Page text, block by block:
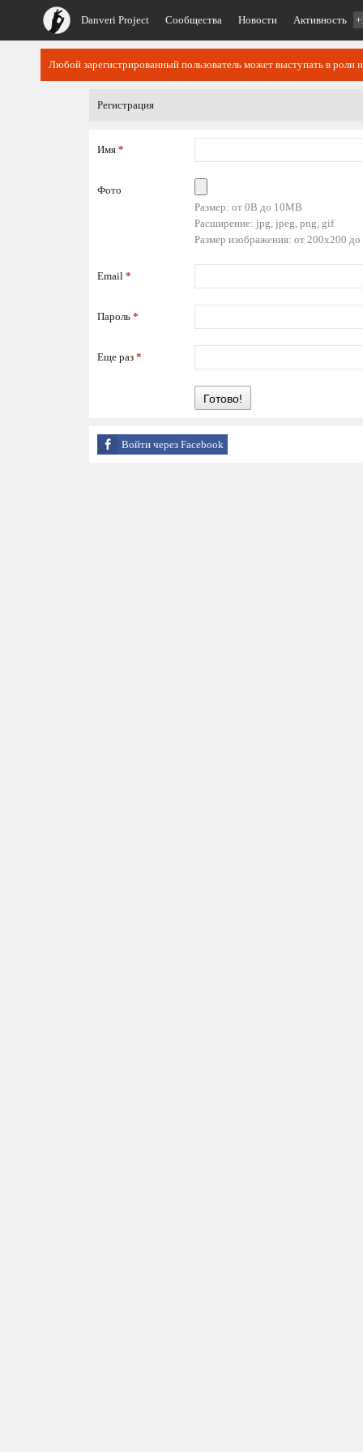
Danveri Project Сообщества Новости Активность
Любой зарегистрированный пользователь может выступать в роли
Регистрация
Имя *
Фото
Размер: от 0B до 10MB
Расширение: jpg, jpeg, png, gif
Размер изображения: от 200x200
Email *
Пароль *
Еще раз *
Готово!
Войти через Facebook